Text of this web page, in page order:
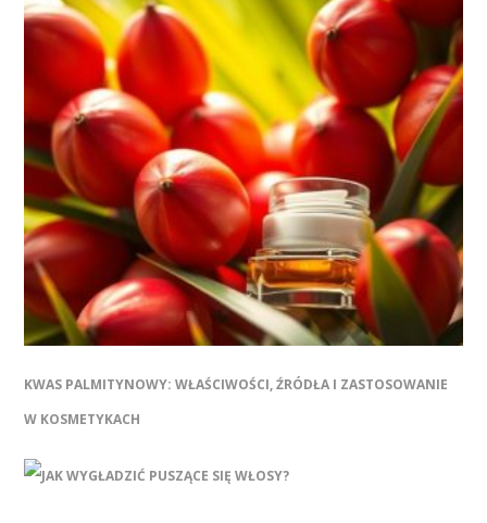
KWAS PALMITYNOWY: WŁAŚCIWOŚCI, ŹRÓDŁA I ZASTOSOWANIE
W KOSMETYKACH